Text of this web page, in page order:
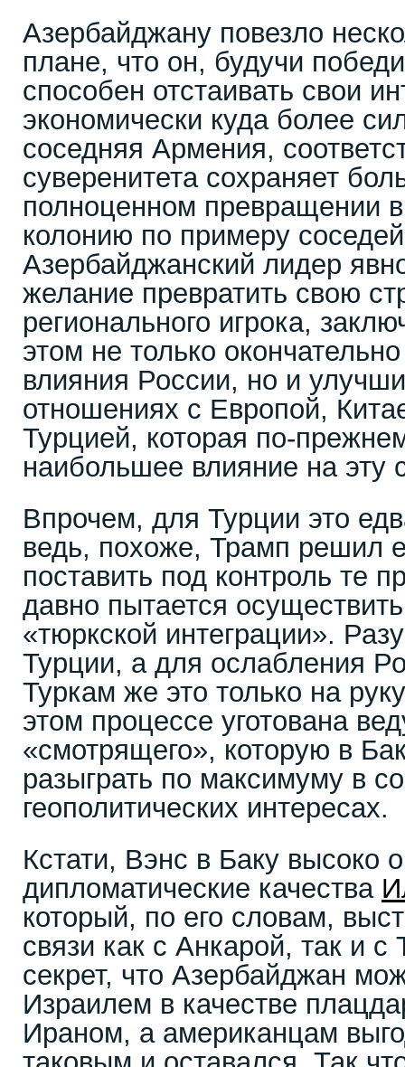
Азербайджану повезло
плане, что он, будучи
способен отстаивать свои
экономически куда более
соседняя Армения,
суверенитета сохраняет
полноценном превращении
колонию по примеру
Азербайджанский лидер
желание превратить свою
регионального игрока,
этом не только
влияния России, но и
отношениях с Европой,
Турцией, которая по-
наибольшее влияние на эту
Впрочем, для Турции это
ведь, похоже, Трамп решил
поставить под контроль те
давно пытается
«тюркской интеграции».
Турции, а для ослабления
Туркам же это только на
этом процессе уготована
«смотрящего», которую в
разыграть по максимуму в
геополитических интересах.
Кстати, Вэнс в Баку высоко
дипломатические качества
который, по его словам,
связи как с Анкарой, так и
секрет, что Азербайджан
Израилем в качестве
Ираном, а американцам